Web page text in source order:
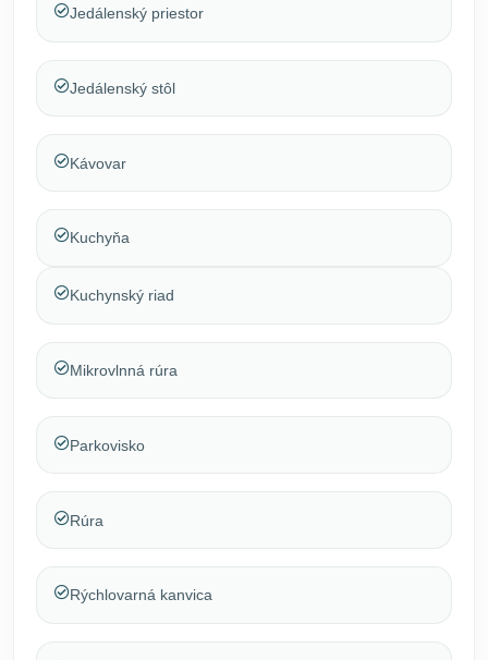
Jedálenský priestor
Jedálenský stôl
Kávovar
Kuchyňa
Kuchynský riad
Mikrovlnná rúra
Parkovisko
Rúra
Rýchlovarná kanvica